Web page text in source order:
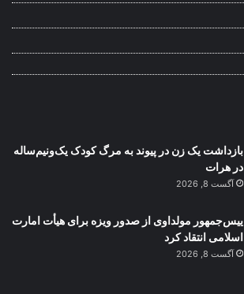
بازداشت یک زن در پیوند به مرگ کودک یک‌ونیم‌ساله
در هرات
آگست 8, 2026
ییس‌جمهور مولداوی از صدور ویزه برای هیأت امارت
اسلامی انتقاد کرد
آگست 8, 2026